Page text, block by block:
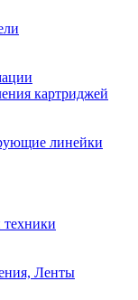
картриджей
линейки
Ленты